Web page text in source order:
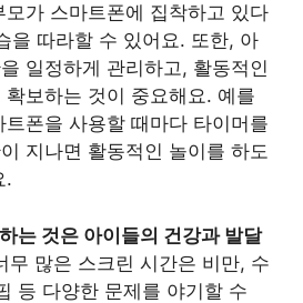
가 스마트폰에 집착하고 있다
을 따라할 수 있어요. 또한, 아
일정하게 관리하고, 활동적인
보하는 것이 중요해요. 예를
폰을 사용할 때마다 타이머를
지나면 활동적인 놀이를 하도
.
는 것은 아이들의 건강과 발달
무 많은 스크린 시간은 비만, 수
등 다양한 문제를 야기할 수